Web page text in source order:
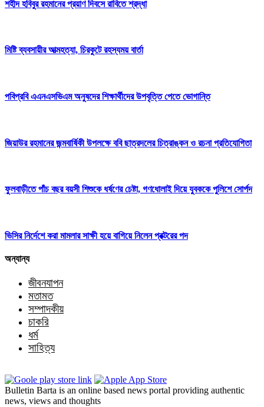
শহীদ হবিবুর রহমানের প্রয়াণ দিবসে রাবিতে শ্রদ্ধা
মিষ্টি ব্যবসায়ীর আত্মহত্যা, চিরকুটে রহস্যময় বার্তা
পবিপ্রবি এএনএসভিএম অনুষদের শিক্ষার্থীদের উপবৃত্তি পেতে ভোগান্তি
জিয়াউর রহমানের জন্মবার্ষিকী উপলক্ষে ববি ছাত্রদলের চিত্রাঙ্কন ও রচনা প্রতিযোগিতা
ফুলবাড়ীতে পাঁচ বছর বয়সী শিশুকে ধর্ষণের চেষ্টা, গণধোলাই দিয়ে যুবককে পুলিশে সোর্পদ
ভিসির নির্দেশে করা মামলার সাক্ষী হয়ে বাগিয়ে নিলেন প্রক্টরের পদ
অন্যান্য
জীবনযাপন
মতামত
সম্পাদকীয়
চাকরি
ধর্ম
সাহিত্য
Bulletin Barta is an online based news portal providing authentic
news, views and thoughts